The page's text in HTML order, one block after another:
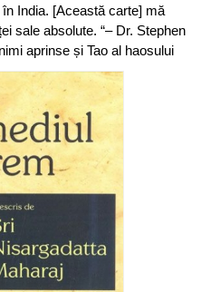
India. [Această carte] mă
sale absolute. “– Dr. Stephen
aprinse și Tao al haosului